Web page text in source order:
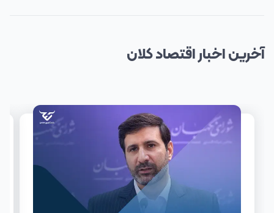
آخریناخباراقتصاد کلان